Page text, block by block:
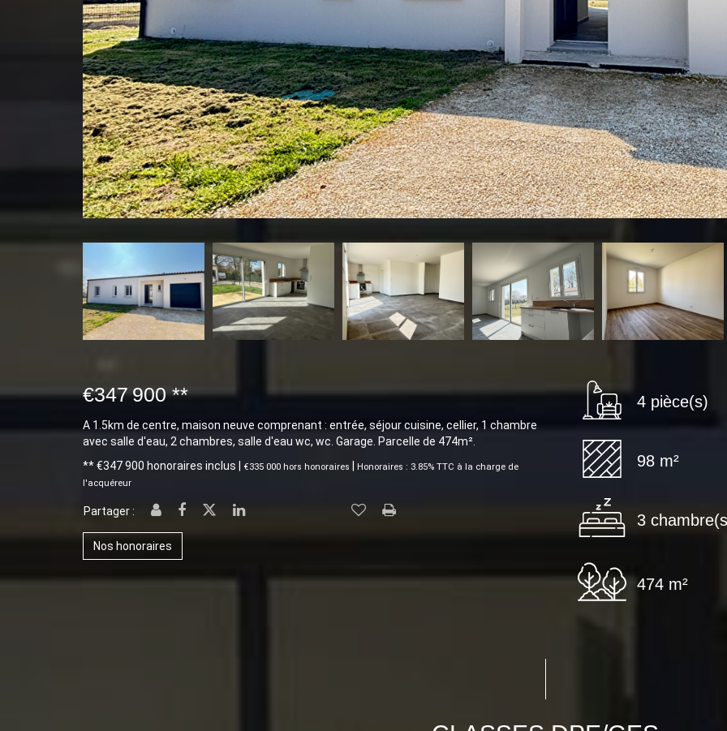
€347 900 **
A 1.5km de centre, maison neuve comprenant : entrée, séjour cuisine, cellier, 1 chambre
avec salle d'eau, 2 chambres, salle d'eau wc, wc. Garage. Parcelle de 474m².
** €347 900 honoraires inclus €335 000 hors honoraires
Honoraires : 3.85% TTC à la charge de
l'acquéreur
Partager :
Nos honoraires
4 pièce(s)
98 m²
3
474 m²